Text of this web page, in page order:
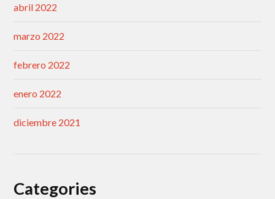
abril 2022
marzo 2022
febrero 2022
enero 2022
diciembre 2021
Categories